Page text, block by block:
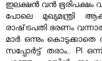
ഇലക്ഷൻ വൻ ഭൂരിപക്ഷം
പോലെ മുഖ്യമന്ത്രി
രാഷ്‌ട്രപതി ഭരണം
മാർ ഒന്നും
സപ്പോർട്ട് തരാം.. Pl